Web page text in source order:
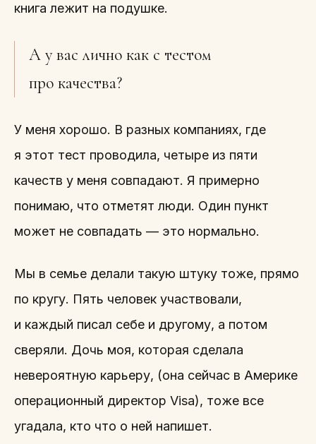
книга лежит на подушке.
А у вас лично как с тестом
про качества?
У меня хорошо. В разных компаниях, где
я этот тест проводила, четыре из пяти
качеств у меня совпадают. Я примерно
понимаю, что отметят люди. Один пункт
может не совпадать — это нормально.
Мы в семье делали такую штуку тоже, прямо
по кругу. Пять человек участвовали,
и каждый писал себе и другому, а потом
сверяли. Дочь моя, которая сделала
невероятную карьеру, (она сейчас в Америке
операционный директор Visa), тоже все
угадала, кто что о ней напишет.